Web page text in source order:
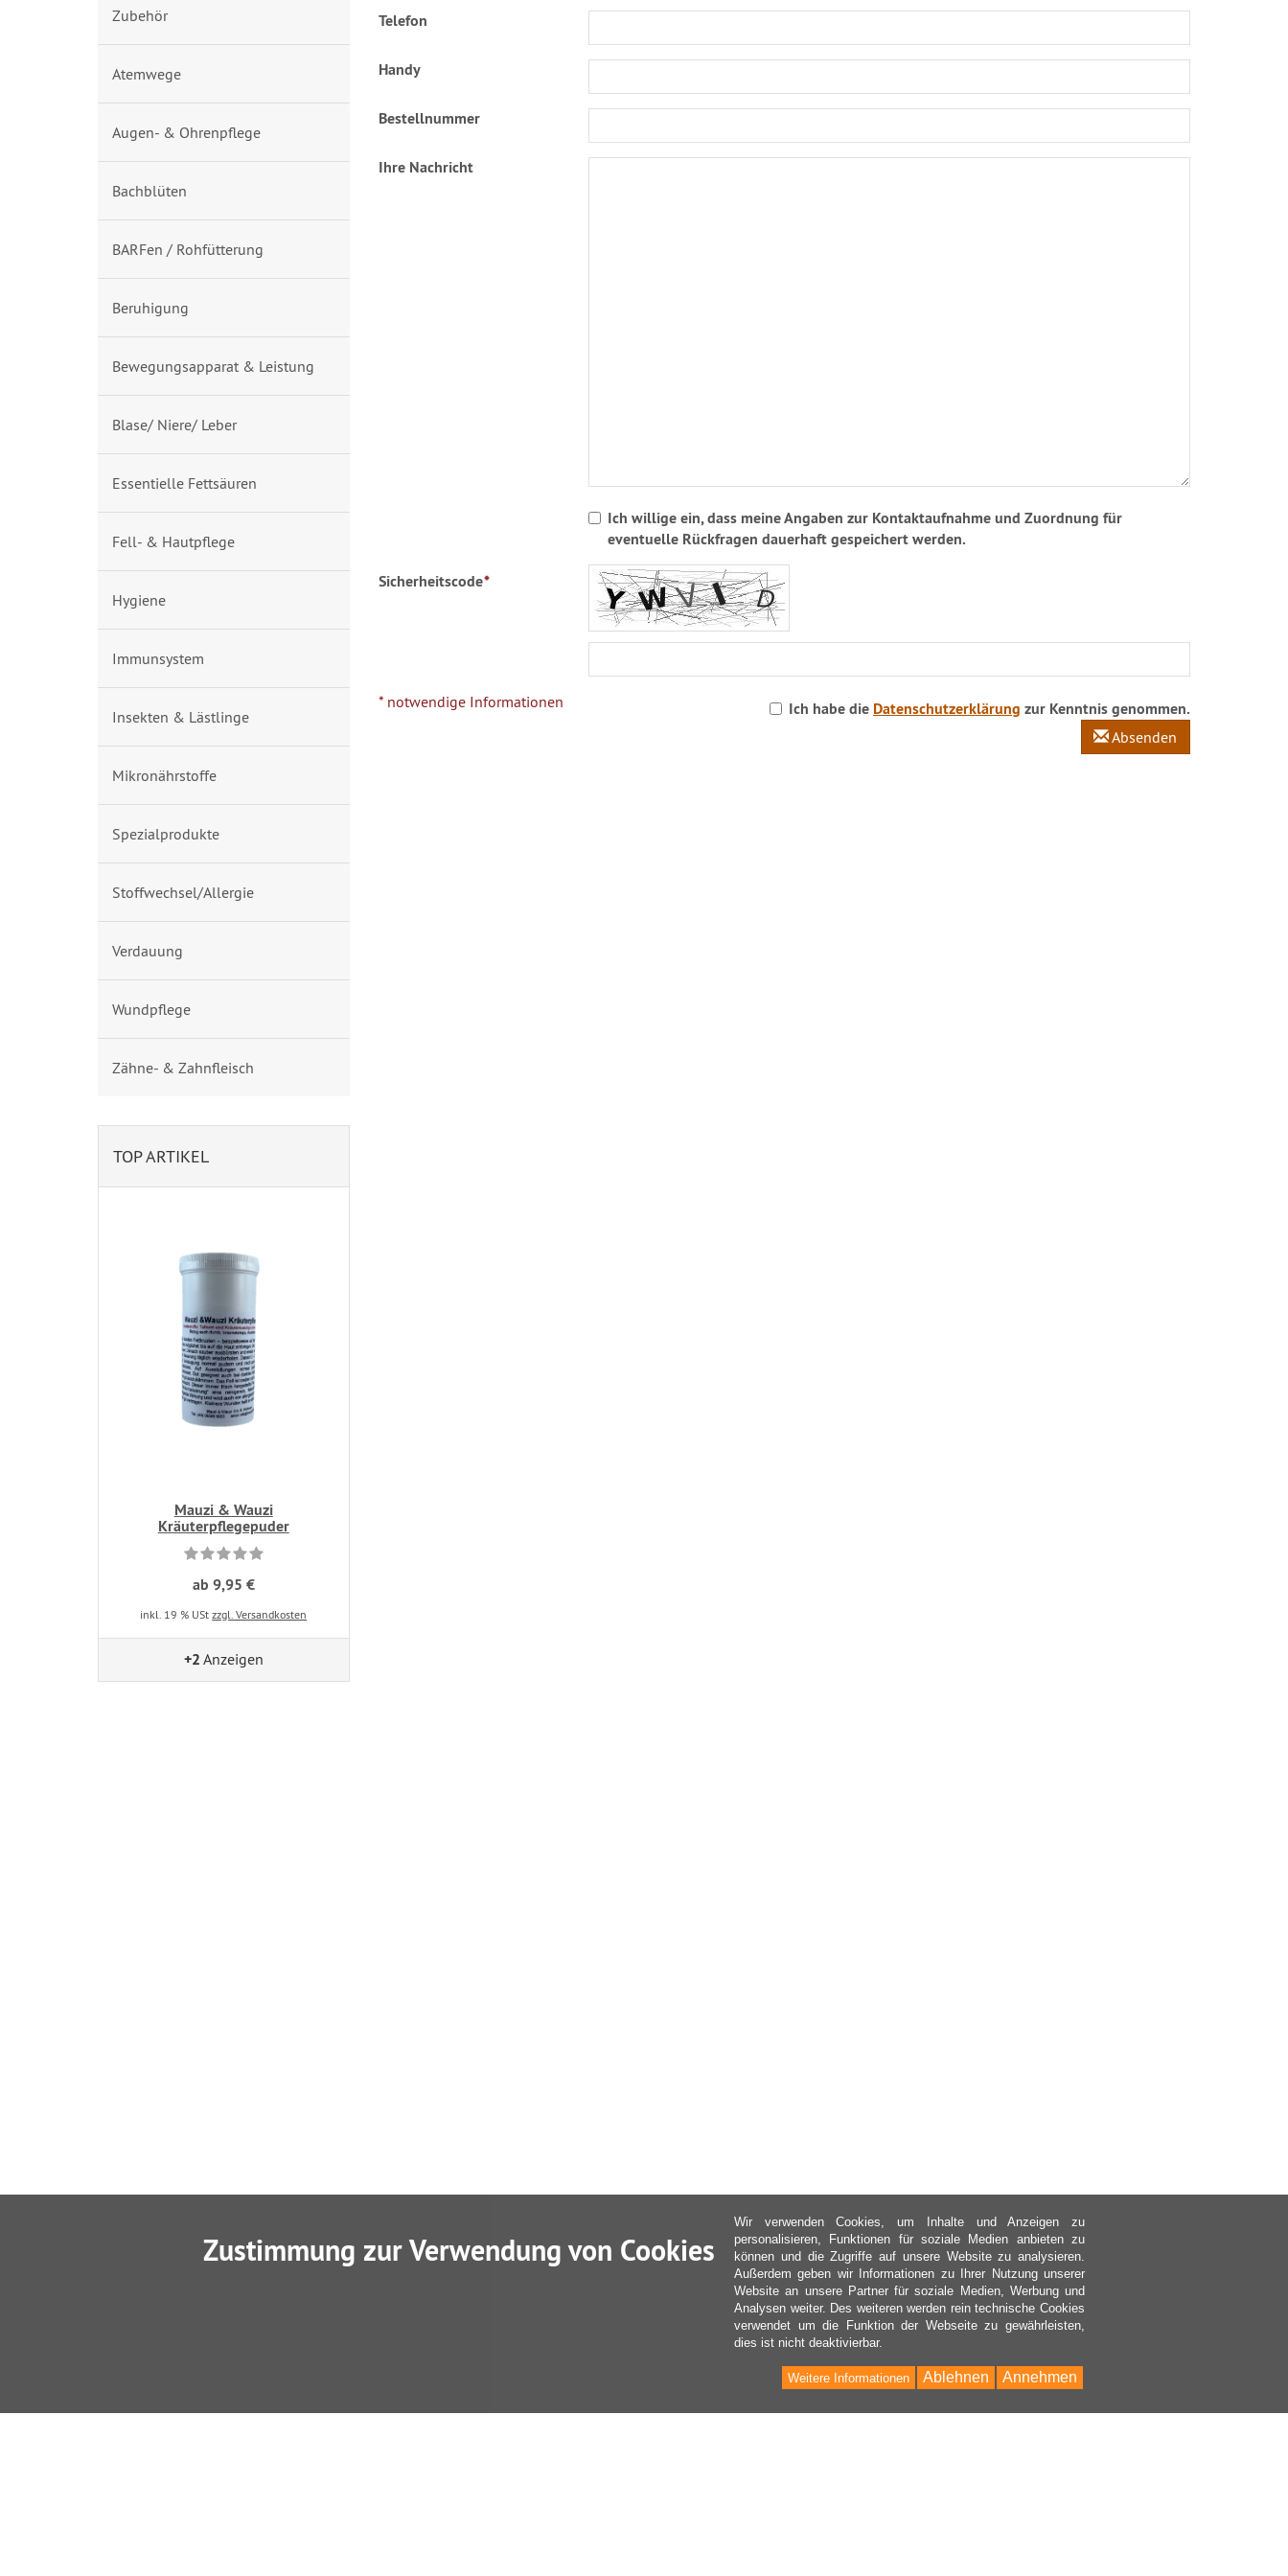
Telefon
Handy
Bestellnummer
Ihre Nachricht
Ich willige ein, dass meine Angaben zur Kontaktaufnahme und Zuordnung für
eventuelle Rückfragen dauerhaft gespeichert werden.
Sicherheitscode*
Ich habe die Datenschutzerklärung zur Kenntnis genommen.
Absenden
* notwendige Informationen
Zubehör
Atemwege
Augen- & Ohrenpflege
Bachblüten
BARFen / Rohfütterung
Beruhigung
Bewegungsapparat & Leistung
Blase/ Niere/ Leber
Essentielle Fettsäuren
Fell- & Hautpflege
Hygiene
Immunsystem
Insekten & Lästlinge
Mikronährstoffe
Spezialprodukte
Stoffwechsel/Allergie
Verdauung
Wundpflege
Zähne- & Zahnfleisch
TOP ARTIKEL
Mauzi & Wauzi
Kräuterpflegepuder
ab 9,95 €
inkl. 19 % UStzzgl. Versandkosten
+2 Anzeigen
Zustimmung zur Verwendung von Cookies
Wir verwenden Cookies, um Inhalte und Anzeigen zu
personalisieren, Funktionen für soziale Medien anbieten zu
können und die Zugriffe auf unsere Website zu analysieren.
Außerdem geben wir Informationen zu Ihrer Nutzung unserer
Website an unsere Partner für soziale Medien, Werbung und
Analysen weiter. Des weiteren werden rein technische Cookies
verwendet um die Funktion der Webseite zu gewährleisten,
dies ist nicht deaktivierbar.
Annehmen
Ablehnen
Weitere Informationen